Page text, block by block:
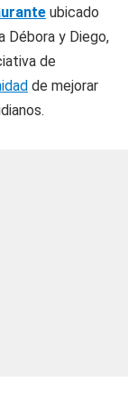
ubicado
Débora y Diego,
de
de mejorar